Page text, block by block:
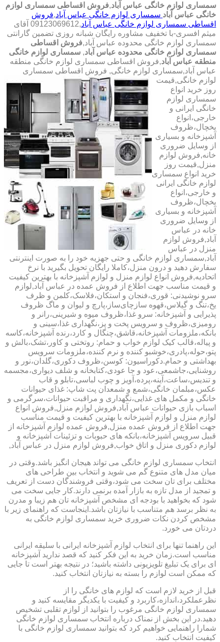
سمساری لوازم خانگی عباس آباد,فروش اقساطی سمساری لوازم
خانگی عباس آباد سمساری لوازم خانگی عباس آباد,فروش
اقساطی سمساری لوازم خانگی عباس آباد
,09123069612 آقای
میثم افسری-با تخفیف مشاوره رایگان شبانه روزی تضمین گارانتی
سمساری لوازم خانگی محدوده عباس آباد,فروش اقساطی
سمساری لوازم خانگی محدوده عباس آباد, سمساری لوازم خانگی
منطقه عباس آباد,فروش اقساطی سمساری لوازم خانگی منطقه
عباس آباد,سمساری لوازم خانگی, فروش اقساطی سمساری
لوازم خانگی,قیمت
روز خرید انواع
سمساری لوازم
خانگی ایرانی و
خارجی،انواع
یخچال،ظروف
آشپزخانه و بسیاری
از وسایل ضروری
خانه,فروش لوازم
منزل,قیمت روز
خرید انواع سمساری
لوازم خانگی ایرانی
و خارجی،انواع
یخچال،ظروف
آشپزخانه و بسیاری
از وسایل ضروری
خانه در عباس
آباد,فروش لوازم
منزل در عباس
آباد,سمساری لوازم خانگی و حتی جهزیه خود را به صورت اینترنتی
سفارش دهید و درون منزل،کاملا رایگان تحویل بگیرید با نرخ
اتحادیه,فروش انواع لوازم منزل و لوازم آشپزخانه با بهترین کیفیت
و قیمت مناسب جهت اطلاع از فروش عمده در عباس آباد,لوازم
سرو نوشیدنی: قوری،فنجان و استکان،فلاسک،کلمن و ظرف
یخ،تنگ و گیلاس،قهوه سازچای‌ساز،پارچ و لیوان و ماگ ظروف
پذیرایی و آشپزخانه: سرو غذا،ظروف میوه و شیرینی،رانر و
رومیزی،ظروف و سرویس پخت و پز،نگهداری غذا،سینی و
بانکه،ملزومات آشپزخانه،قاشق،چنگال و کارد،رنده آشپزخانه،کاسه
و پیاله،قالب کیک لوازم خواب و حمام: روتختی و کاور،تشک،بالش و
پتو،حوله،پادری،خوشبو کننده و نرم کننده،ملزومات سرویس
بهداشتی و حمام.دکوراسیون: کوسن،ظروف دکوری،گلدان،نور و
روشنایی،جاشمعی،عود و جا عودی،کتابخانه و شلف دیواری،مجسمه
و تندیس،ساعت،آینه،پرده،آویز و چوب لباسی،تابلو و قاب
عکس،مبلمان خانگی،شمع و شمعدان پت شاپ: غذای حیوانات
خانگی و مکمل های غذایی،نگهداری و مراقبت حیوانات،سرگرمی و
اسباب بازی حیوانات عباس آباد,فروش لوازم منزل,فروش انواع
لوازم منزل و لوازم آشپزخانه با بهترین کیفیت و قیمت مناسب
جهت اطلاع از فروش عمده منزل,فروش عمده لوازم آشپزخانه از
قبیل سرویس آشپزخانه،بانکه های حبوبات و تزئینات آشپزخانه و
لوازم دکوری منزل و اتاق خواب,فروش لوازم منزل در عباس آباد,
انتخاب سمساری لوازم خانگی می تواند هیجان انگیز باشد.وقتی در
میان مدل های متنوع گم می شوید و انتخاب بین طراحی های
مختلف برای تان سخت می شود،وقتی فروشندگان دست از تعریف
و تمجید از مدل تازه به بازار آمده برنمی دارند.کار جایی سخت می
شود که بخواهید با بودجه ای مشخص آشپزخانه تان هم زیبا و مدرن
به نظر برسد هم متناسب با نیازتان باشد.اینجاست که راهنمای زیر با
مشخص کردن نکات ضروری خرید سمساری لوازم خانگی به
دردتان می خورد.
این راهنما تنها برای انتخاب لوازم آشپزخانه ایرانی با سلیقه ایرانی
مناسب است.زمان خرید به این فکر کنید که قصد ندارید آشپزخانه
ای برای یک تبلیغ تلویزیونی داشته باشید؛ در نتیجه بهتر است تا جایی
که ممکن است لوازم را بسته به نیازتان انتخاب کنید.
قبل از خرید لازم است که لوازم های خانگی را از
نظرعملکرد،اندازه،کاربرد و کیفیت با یکدیگر مقایسه کنید و
سمساری لوازم خانگی مرغوب را بتوانید از لوازم تقلبی تشخیص
دهید.در این بخش از نمناک درباره انتخاب سمساری لوازم خانگی
شمارا راهنمایی خواهیم کرد که بتوانید سمساری لوازم خانگی با
کیفیت انتخاب کنید.